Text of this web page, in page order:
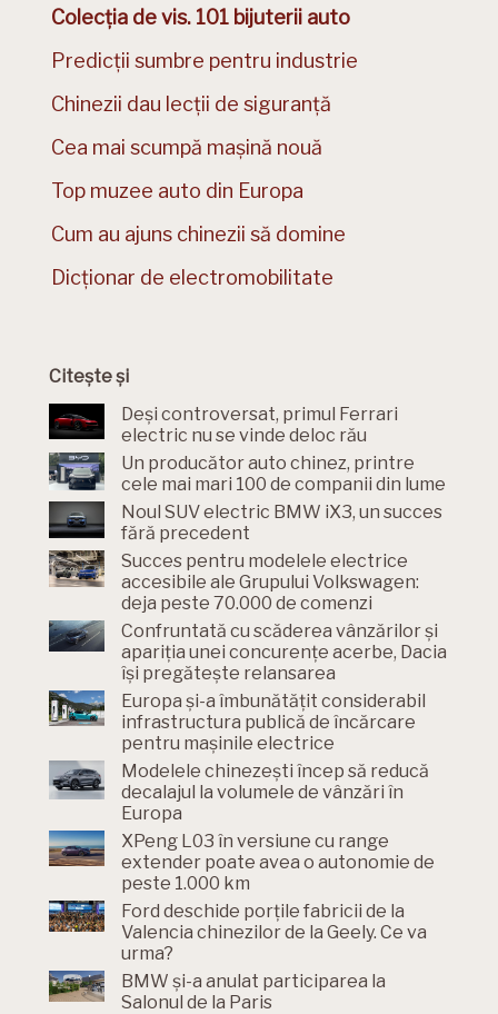
Colecția de vis. 101 bijuterii auto
Predicții sumbre pentru industrie
Chinezii dau lecții de siguranță
Cea mai scumpă mașină nouă
Top muzee auto din Europa
Cum au ajuns chinezii să domine
Dicționar de electromobilitate
Citește și
Deși controversat, primul Ferrari
electric nu se vinde deloc rău
Un producător auto chinez, printre
cele mai mari 100 de companii din lume
Noul SUV electric BMW iX3, un succes
fără precedent
Succes pentru modelele electrice
accesibile ale Grupului Volkswagen:
deja peste 70.000 de comenzi
Confruntată cu scăderea vânzărilor și
apariția unei concurențe acerbe, Dacia
își pregătește relansarea
Europa și-a îmbunătățit considerabil
infrastructura publică de încărcare
pentru mașinile electrice
Modelele chinezești încep să reducă
decalajul la volumele de vânzări în
Europa
XPeng L03 în versiune cu range
extender poate avea o autonomie de
peste 1.000 km
Ford deschide porțile fabricii de la
Valencia chinezilor de la Geely. Ce va
urma?
BMW și-a anulat participarea la
Salonul de la Paris